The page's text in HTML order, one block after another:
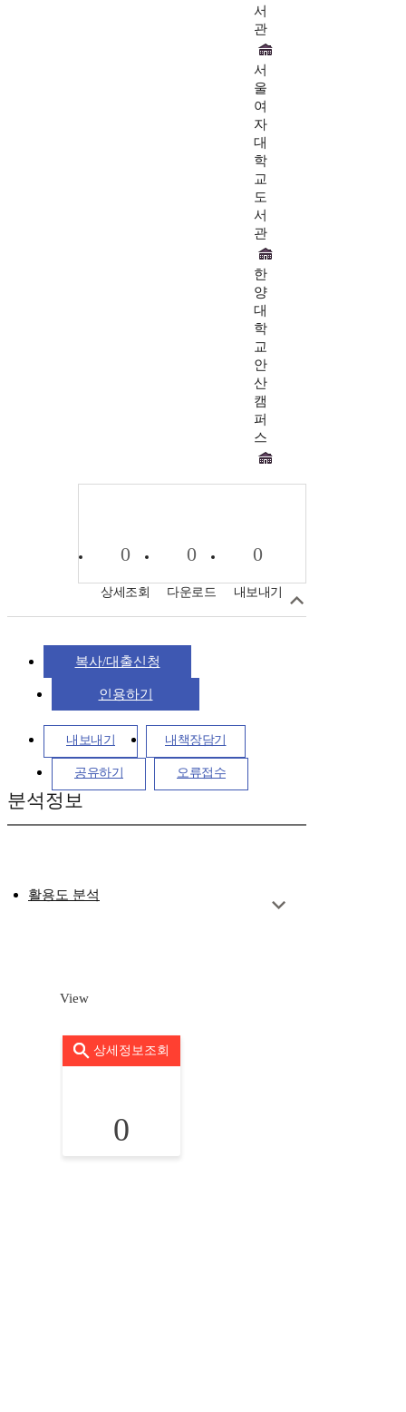
서
관
서
울
여
자
대
학
교
도
서
관
한
양
대
학
교
안
산
캠
퍼
스
0
상세조회
0
다운로드
0
내보내기
복사/대출신청
인용하기
내보내기 내책장담기
공유하기 오류접수
분석정보
활용도 분석
View
상세정보조회
0